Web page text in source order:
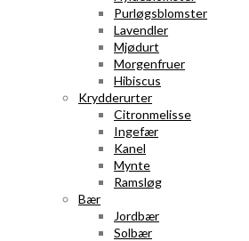
Purløgsblomster
Lavendler
Mjødurt
Morgenfruer
Hibiscus
Krydderurter
Citronmelisse
Ingefær
Kanel
Mynte
Ramsløg
Bær
Jordbær
Solbær